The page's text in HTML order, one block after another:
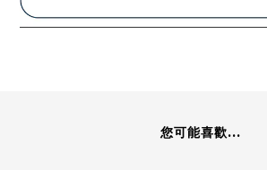
您可能喜歡...